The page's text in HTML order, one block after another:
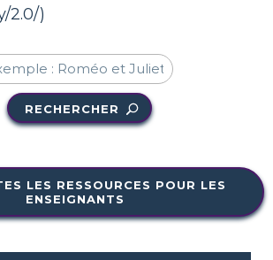
2.0/)
RECHERCHER
LES RESSOURCES POUR LES
ENSEIGNANTS